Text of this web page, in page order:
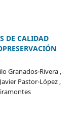
DE CALIDAD
Granados-Rivera ,
Pastor-López ,